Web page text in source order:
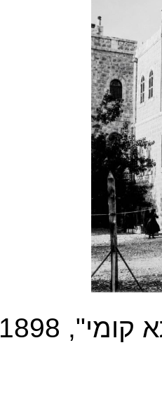
בית היתומות הנוצרי־גרמני "טליתא קומי", 1898